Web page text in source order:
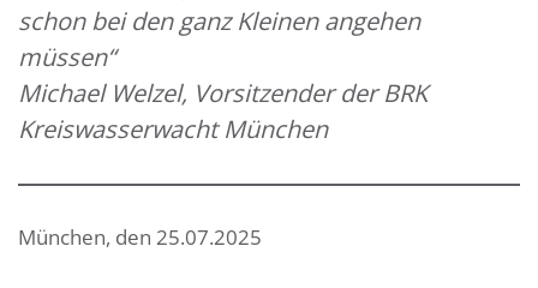
schon bei den ganz Kleinen angehen
müssen“
Michael Welzel, Vorsitzender der BRK
Kreiswasserwacht München
München, den 25.07.2025